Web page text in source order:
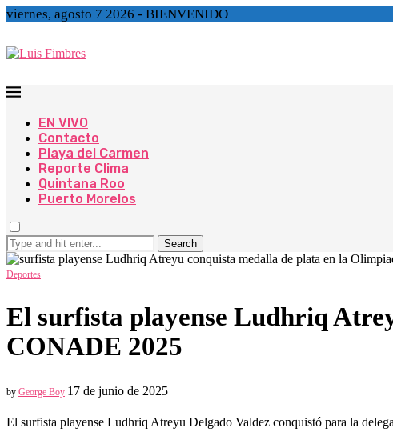
viernes, agosto 7 2026 - BIENVENIDO
EN VIVO
Contacto
Playa del Carmen
Reporte Clima
Quintana Roo
Puerto Morelos
Search
Deportes
El surfista playense Ludhriq
CONADE 2025
by George Boy 17 de junio de 2025
El surfista playense Ludhriq Atreyu Delgado Valdez conquistó para la